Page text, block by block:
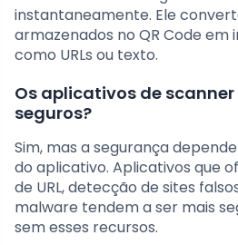
instantaneamente. Ele
armazenados no QR Code em
como URLs ou texto.
Os aplicativos de scanner
seguros?
Sim, mas a segurança
do aplicativo. Aplicativos que
de URL, detecção de sites
malware tendem a ser mais
sem esses recursos.